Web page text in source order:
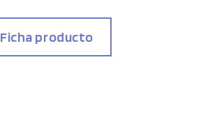
Ficha producto